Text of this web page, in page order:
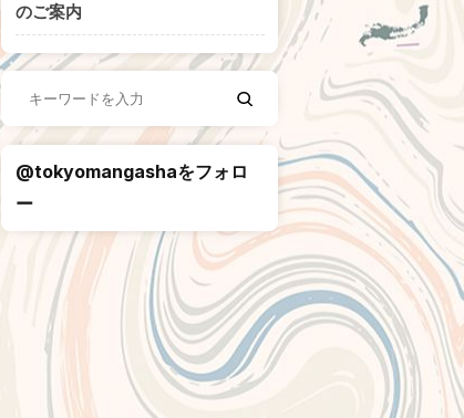
のご案内
@tokyomangashaをフォロ
ー